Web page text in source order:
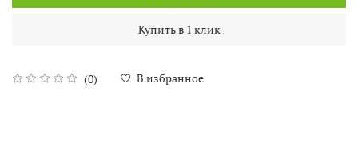
(0) В избранное
Купить в 1 клик